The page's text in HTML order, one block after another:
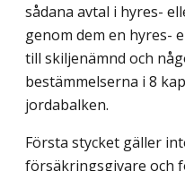
sådana avtal i hyres-
genom dem en hyres-
till skiljenämnd och
bestämmelserna i 8
jordabalken.
Första stycket gäller
försäkringsgivare och